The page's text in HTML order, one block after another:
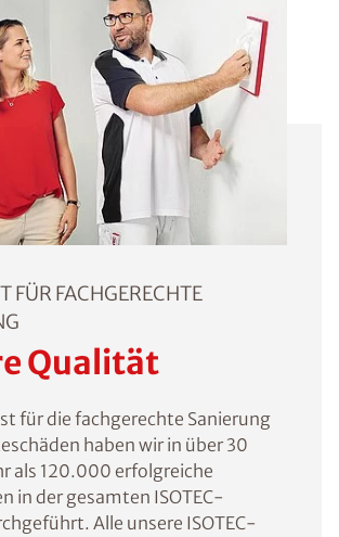
FÜR FACHGERECHTE
Qualität
für die fachgerechte Sanierung
haben wir in über 30
als 120.000 erfolgreiche
in der gesamten ISOTEC-
Alle unsere ISOTEC-